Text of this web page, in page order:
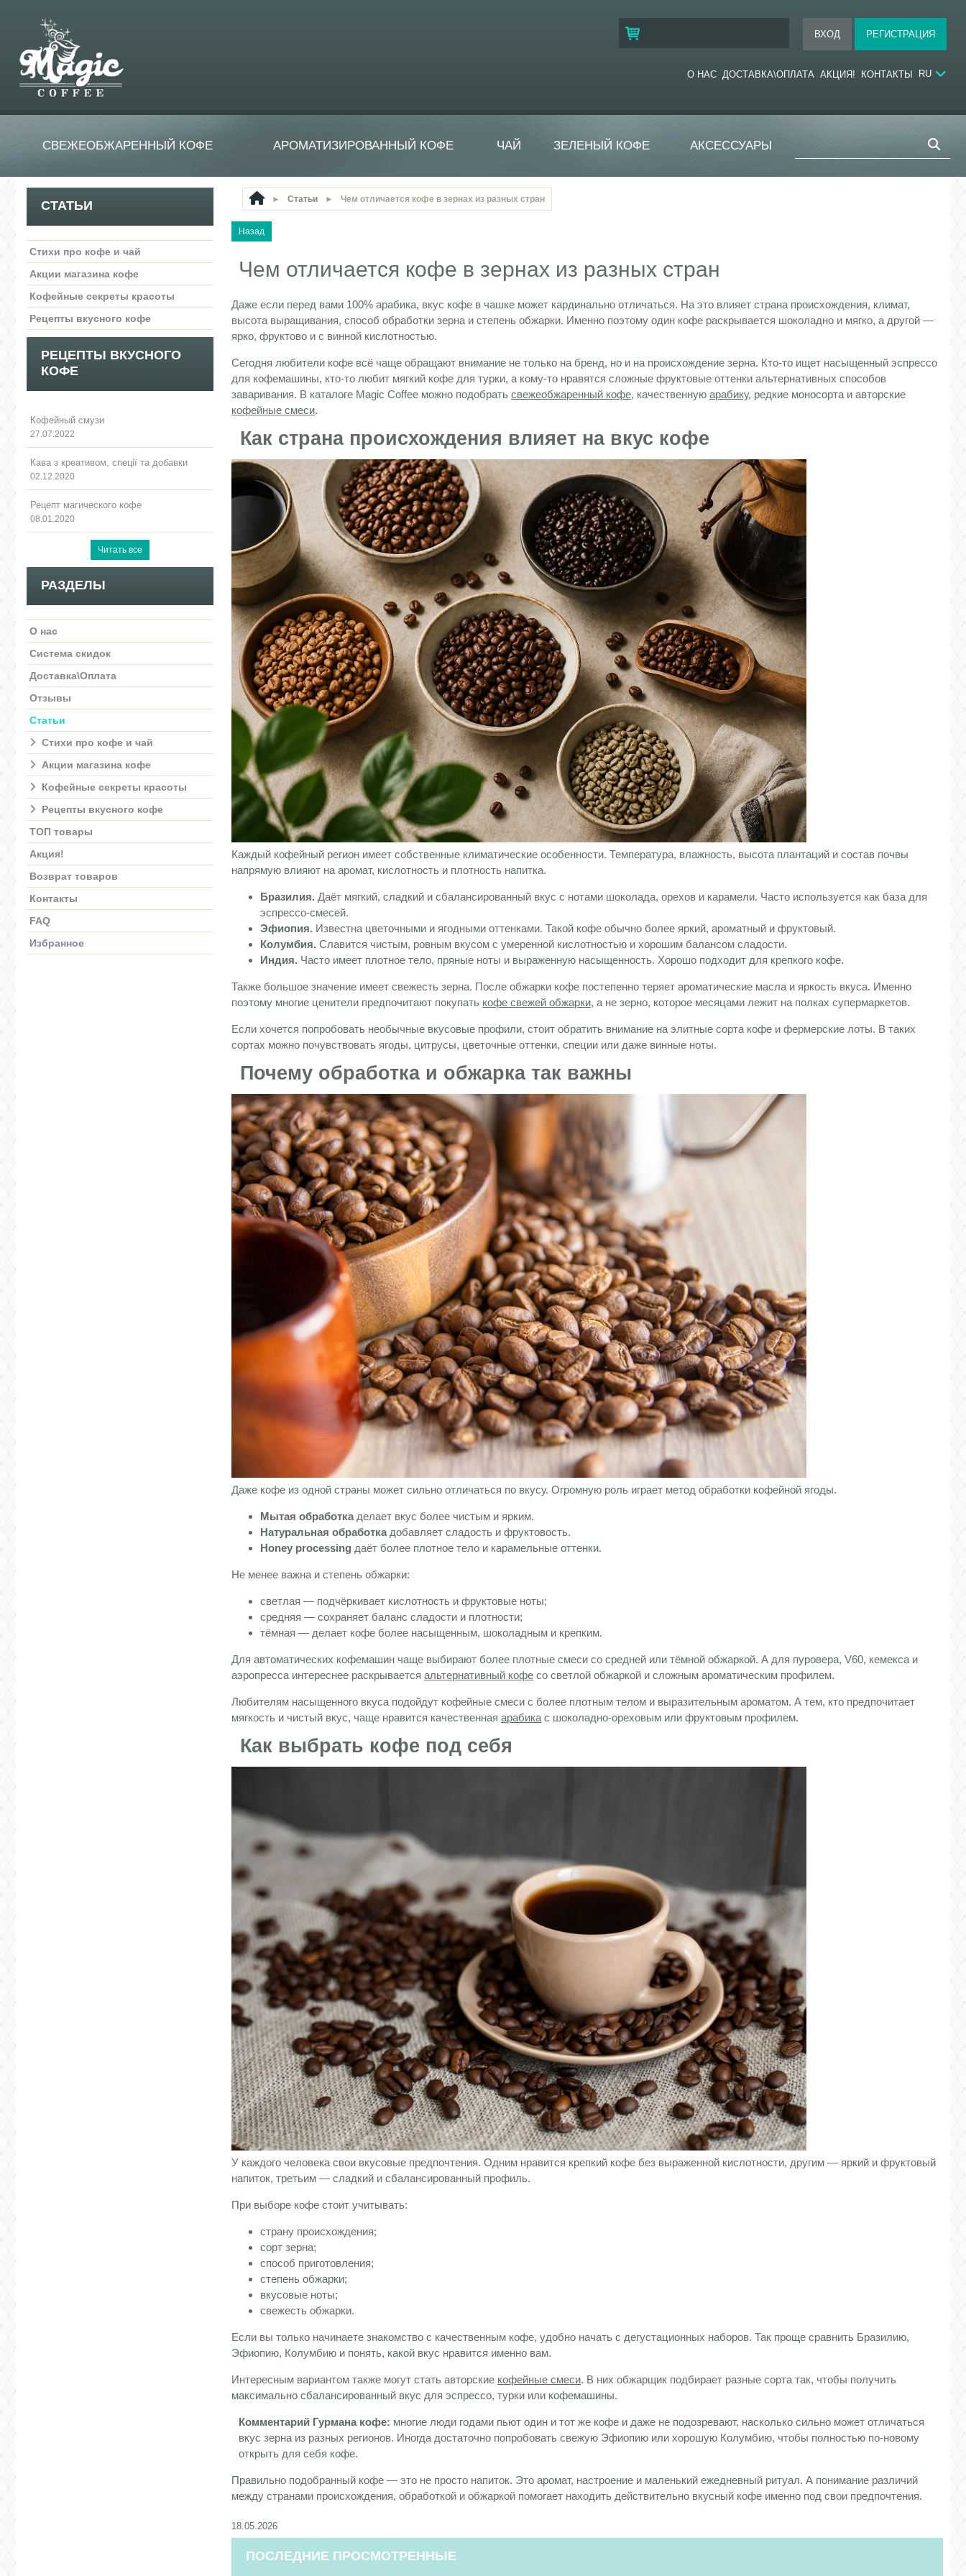
О НАС ДОСТАВКА\ОПЛАТА АКЦИЯ! КОНТАКТЫ RU
СВЕЖЕОБЖАРЕННЫЙ КОФЕ АРОМАТИЗИРОВАННЫЙ КОФЕ ЧАЙ ЗЕЛЕНЫЙ КОФЕ АКСЕССУАРЫ
СТАТЬИ
Стихи про кофе и чай
Акции магазина кофе
Кофейные секреты красоты
Рецепты вкусного кофе
РЕЦЕПТЫ ВКУСНОГО
КОФЕ
Кофейный смузи
27.07.2022
Кава з креативом, спеції та добавки
02.12.2020
Рецепт магического кофе
08.01.2020
РАЗДЕЛЫ
О нас
Система скидок
Доставка\Оплата
Отзывы
Статьи
Стихи про кофе и чай
Акции магазина кофе
Кофейные секреты красоты
Рецепты вкусного кофе
ТОП товары
Акция!
Возврат товаров
Контакты
FAQ
Избранное
► Статьи ► Чем отличается кофе в зернах из разных стран
Чем отличается кофе в зернах из разных стран
Даже если перед вами 100% арабика, вкус кофе в чашке может кардинально отличаться. На это влияет страна происхождения, климат,
высота выращивания, способ обработки зерна и степень обжарки. Именно поэтому один кофе раскрывается шоколадно и мягко, а другой —
ярко, фруктово и с винной кислотностью.
Сегодня любители кофе всё чаще обращают внимание не только на бренд, но и на происхождение зерна. Кто-то ищет насыщенный эспрессо
для кофемашины, кто-то любит мягкий кофе для турки, а кому-то нравятся сложные фруктовые оттенки альтернативных способов
заваривания. В каталоге Magic Coffee можно подобрать свежеобжаренный кофе, качественную арабику, редкие моносорта и авторские
кофейные смеси.
Как страна происхождения влияет на вкус кофе
Каждый кофейный регион имеет собственные климатические особенности. Температура, влажность, высота плантаций и состав почвы
напрямую влияют на аромат, кислотность и плотность напитка.
Бразилия. Даёт мягкий, сладкий и сбалансированный вкус с нотами шоколада, орехов и карамели. Часто используется как база для
эспрессо-смесей.
Эфиопия. Известна цветочными и ягодными оттенками. Такой кофе обычно более яркий, ароматный и фруктовый.
Колумбия. Славится чистым, ровным вкусом с умеренной кислотностью и хорошим балансом сладости.
Индия. Часто имеет плотное тело, пряные ноты и выраженную насыщенность. Хорошо подходит для крепкого кофе.
Также большое значение имеет свежесть зерна. После обжарки кофе постепенно теряет ароматические масла и яркость вкуса. Именно
поэтому многие ценители предпочитают покупать кофе свежей обжарки, а не зерно, которое месяцами лежит на полках супермаркетов.
Если хочется попробовать необычные вкусовые профили, стоит обратить внимание на элитные сорта кофе и фермерские лоты. В таких
сортах можно почувствовать ягоды, цитрусы, цветочные оттенки, специи или даже винные ноты.
Почему обработка и обжарка так важны
Даже кофе из одной страны может сильно отличаться по вкусу. Огромную роль играет метод обработки кофейной ягоды.
Мытая обработка делает вкус более чистым и ярким.
Натуральная обработка добавляет сладость и фруктовость.
Honey processing даёт более плотное тело и карамельные оттенки.
Не менее важна и степень обжарки:
светлая — подчёркивает кислотность и фруктовые ноты;
средняя — сохраняет баланс сладости и плотности;
тёмная — делает кофе более насыщенным, шоколадным и крепким.
Для автоматических кофемашин чаще выбирают более плотные смеси со средней или тёмной обжаркой. А для пуровера, V60, кемекса и
аэропресса интереснее раскрывается альтернативный кофе со светлой обжаркой и сложным ароматическим профилем.
Любителям насыщенного вкуса подойдут кофейные смеси с более плотным телом и выразительным ароматом. А тем, кто предпочитает
мягкость и чистый вкус, чаще нравится качественная арабика с шоколадно-ореховым или фруктовым профилем.
Как выбрать кофе под себя
У каждого человека свои вкусовые предпочтения. Одним нравится крепкий кофе без выраженной кислотности, другим — яркий и фруктовый
напиток, третьим — сладкий и сбалансированный профиль.
При выборе кофе стоит учитывать:
страну происхождения;
сорт зерна;
способ приготовления;
степень обжарки;
вкусовые ноты;
свежесть обжарки.
Если вы только начинаете знакомство с качественным кофе, удобно начать с дегустационных наборов. Так проще сравнить Бразилию,
Эфиопию, Колумбию и понять, какой вкус нравится именно вам.
Интересным вариантом также могут стать авторские кофейные смеси. В них обжарщик подбирает разные сорта так, чтобы получить
максимально сбалансированный вкус для эспрессо, турки или кофемашины.
Комментарий Гурмана кофе: многие люди годами пьют один и тот же кофе и даже не подозревают, насколько сильно может отличаться
вкус зерна из разных регионов. Иногда достаточно попробовать свежую Эфиопию или хорошую Колумбию, чтобы полностью по-новому
открыть для себя кофе.
Правильно подобранный кофе — это не просто напиток. Это аромат, настроение и маленький ежедневный ритуал. А понимание различий
между странами происхождения, обработкой и обжаркой помогает находить действительно вкусный кофе именно под свои предпочтения.
18.05.2026
ПОСЛЕДНИЕ ПРОСМОТРЕННЫЕ